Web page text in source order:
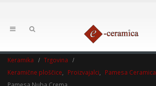
Keramika
Trgovina
Keramične ploščice
Proizvajalci
Pamesa Ceramica